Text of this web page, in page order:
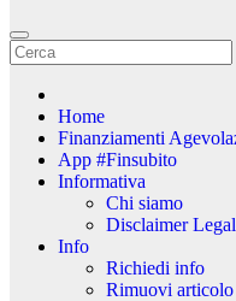
Home
Finanziamenti
App #Finsubito
Informativa
Chi siamo
Disclaimer
Info
Richiedi info
Rimuovi articolo